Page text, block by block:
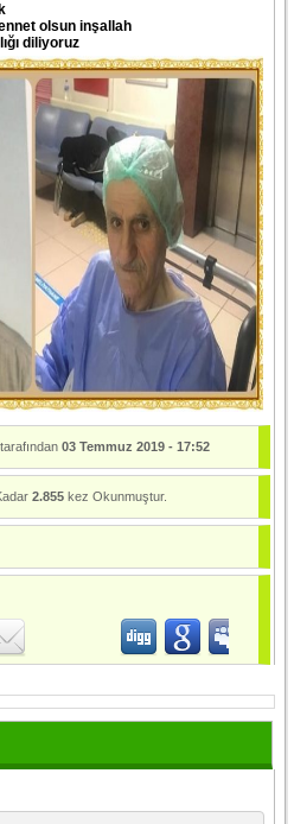
olsun inşallah
diliyoruz
03 Temmuz 2019 - 17:52
2.855kez Okunmuştur.